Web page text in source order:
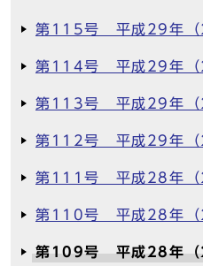
第115号 平成29年（
第114号 平成29年（
第113号 平成29年（
第112号 平成29年（
第111号 平成28年（
第110号 平成28年（
第109号 平成28年（